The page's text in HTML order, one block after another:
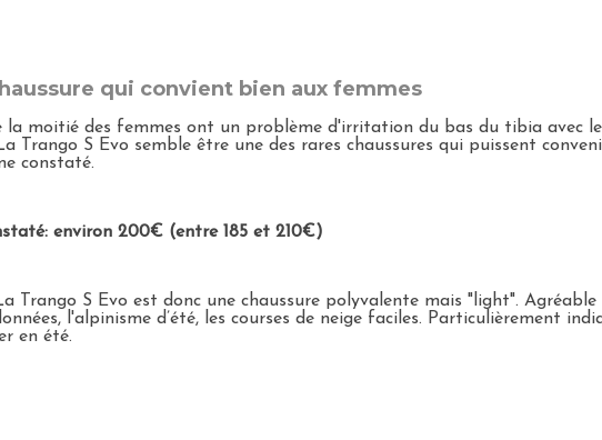
qui convient bien aux femmes
la moitié des femmes ont un problème d'irritation du bas du tibia avec
Trango S Evo semble être une des rares chaussures qui puissent
constaté.
environ 200€ (entre 185 et 210€)
Trango S Evo est donc une chaussure polyvalente mais "light".
l'alpinisme d’été, les courses de neige faciles. Particulièrement
en été.